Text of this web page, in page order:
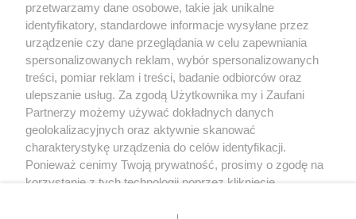
przetwarzamy dane osobowe, takie jak unikalne
identyfikatory, standardowe informacje wysyłane przez
urządzenie czy dane przeglądania w celu zapewniania
spersonalizowanych reklam, wybór spersonalizowanych
treści, pomiar reklam i treści, badanie odbiorców oraz
ulepszanie usług. Za zgodą Użytkownika my i Zaufani
Partnerzy możemy używać dokładnych danych
geolokalizacyjnych oraz aktywnie skanować
charakterystykę urządzenia do celów identyfikacji.
Ponieważ cenimy Twoją prywatność, prosimy o zgodę na
korzystanie z tych technologii poprzez kliknięcie